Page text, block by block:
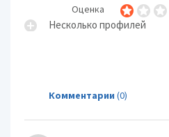
Оценка
Несколько профилей
Комментарии (0)